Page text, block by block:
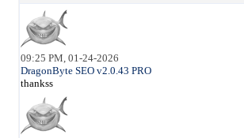
09:25 PM, 01-24-2026
DragonByte SEO v2.0.43 PRO
thankss